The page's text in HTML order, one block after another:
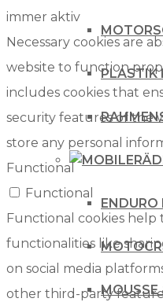
PLASTIK
ENDURO
MOUSSE
immer aktiv
Necessary cookies are
website to function
includes cookies that
security features of the
store any personal
Functional
Functional
Functional cookies
functionalities like
on social media
other third-party